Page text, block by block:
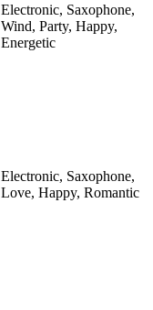
Electronic, Saxophone,
Wind, Party, Happy,
Energetic
Electronic, Saxophone,
Love, Happy, Romantic